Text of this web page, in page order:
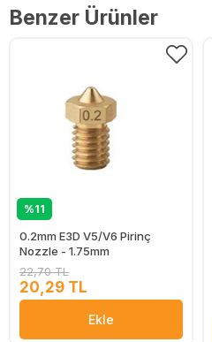
Benzer Ürünler
%11
0.2mm E3D V5/V6 Pirinç
Nozzle - 1.75mm
22,70 TL
20,29 TL
Ekle